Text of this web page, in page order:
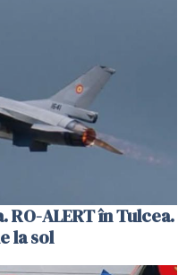
RO-ALERT în Tulcea.
la sol